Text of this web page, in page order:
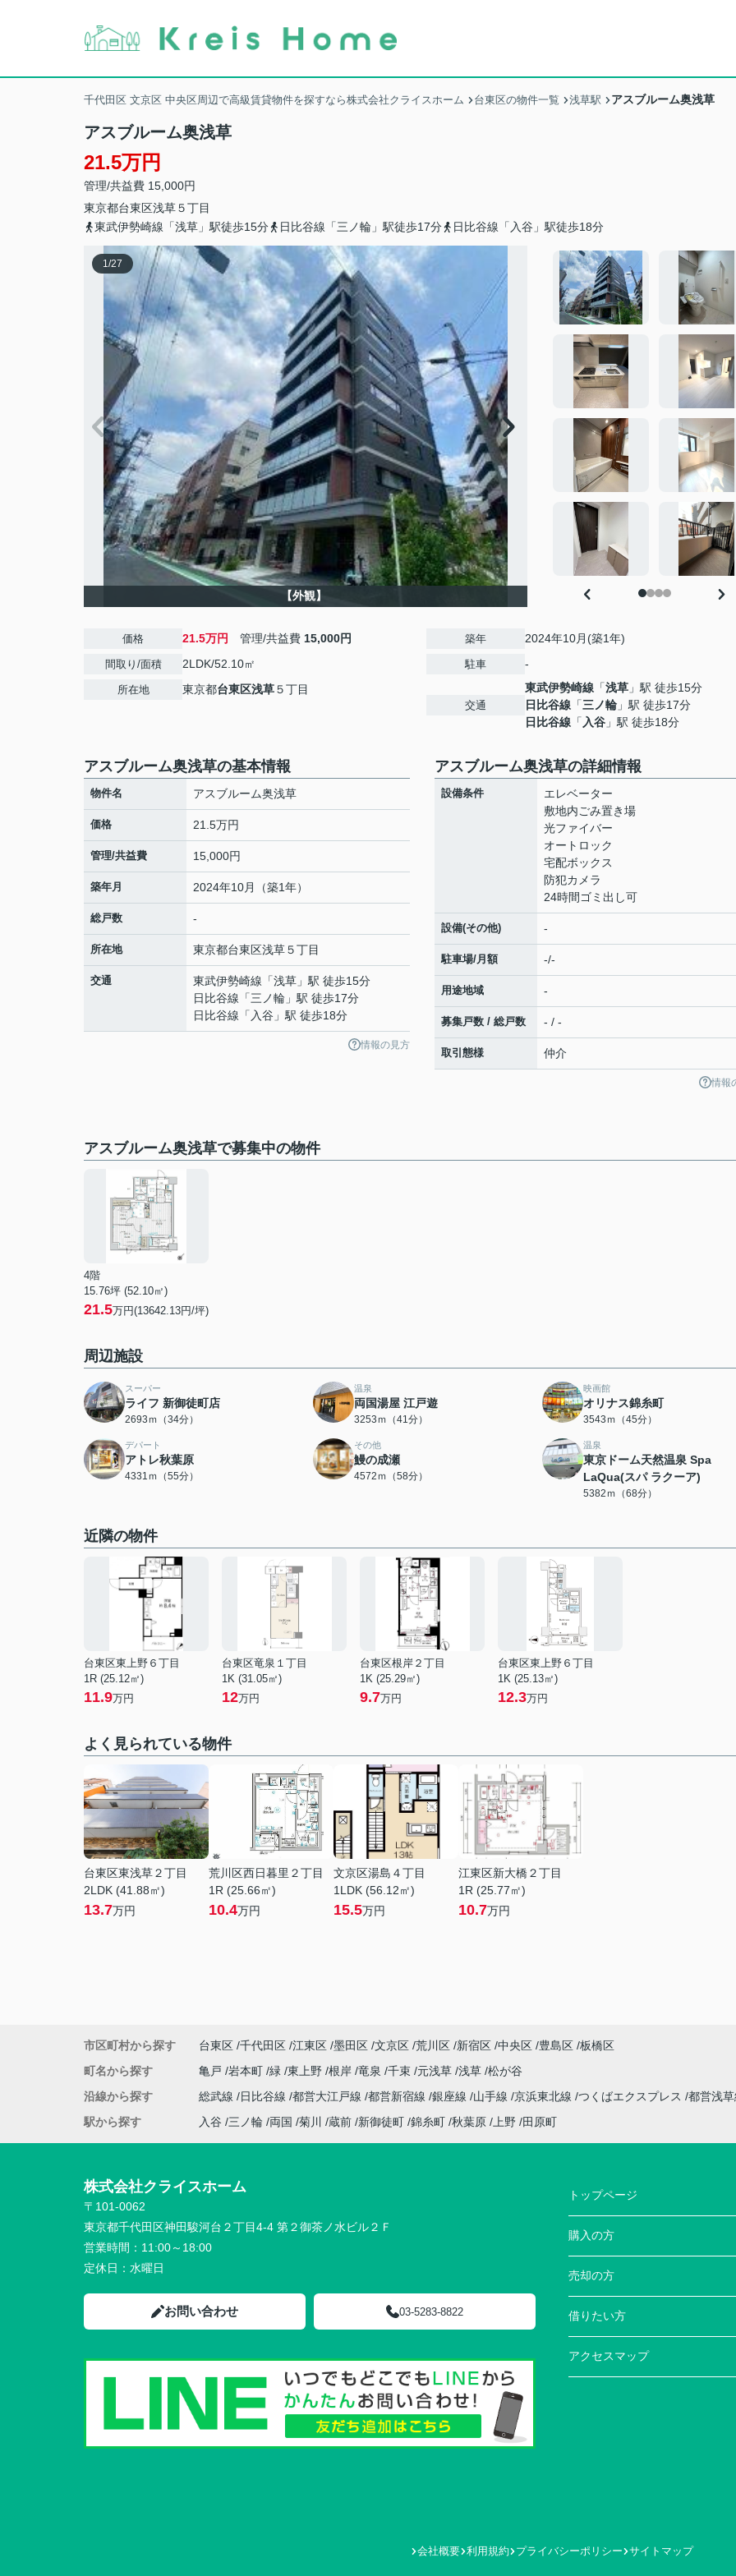
千代田区 文京区 中央区周辺で高級賃貸物件を探すなら株式会社クライスホーム 台東区の物件一覧 浅草駅 アスブルーム奥浅草
アスブルーム奥浅草
21.5万円
管理/共益費 15,000円
東京都台東区浅草５丁目
東武伊勢崎線「浅草」駅徒歩15分
日比谷線「三ノ輪」駅徒歩17分 日比谷線「入谷」駅徒歩18分
1/27
【外観】
価格 21.5万円 管理/共益費 15,000円
間取り/面積 2LDK/52.10㎡
所在地 東京都台東区浅草５丁目
築年 2024年10月(築1年)
駐車 -
交通
東武伊勢崎線 「浅草 」駅 徒歩15分
日比谷線 「三ノ輪 」駅 徒歩17分
日比谷線 「 入谷 」駅 徒歩18分
アスブルーム奥浅草の基本情報
物件名 アスブルーム奥浅草
価格 21.5万円
管理/共益費 15,000円
築年月 2024年10月（築1年）
総戸数 -
所在地 東京都台東区浅草５丁目
交通 東武伊勢崎線 「浅草 」駅 徒歩15分
日比谷線 「三ノ輪 」駅 徒歩17分
日比谷線 「 入谷 」駅 徒歩18分
情報の見方
アスブルーム奥浅草の詳細情報
設備条件
エレベーター
敷地内ごみ置き場
光ファイバー
オートロック
宅配ボックス
防犯カメラ
24時間ゴミ出し可
設備(その他) -
駐車場/月額 -/-
用途地域 -
募集戸数 / 総戸数 - / -
取引態様 仲介
情報
アスブルーム奥浅草で募集中の物件
4階
15.76坪 (52.10㎡)
21.5万円(13642.13円/坪)
周辺施設
スーパー
ライフ 新御徒町店
2693ｍ（34分）
温泉
両国湯屋 江戸遊
3253ｍ（41分）
映画館
オリナス錦糸町
3543ｍ（45分）
デパート
アトレ秋葉原
4331ｍ（55分）
その他
鰻の成瀬
4572ｍ（58分）
温泉
東京ドーム天然温泉 Spa
LaQua(スパ ラクーア)
5382ｍ（68分）
近隣の物件
台東区東上野６丁目
1R (25.12㎡)
11.9万円
台東区竜泉１丁目
1K (31.05㎡)
12万円
台東区根岸２丁目
1K (25.29㎡)
9.7万円
台東区東上野６丁目
1K (25.13㎡)
12.3万円
よく見られている物件
台東区東浅草２丁目
2LDK (41.88㎡)
13.7万円
荒川区西日暮里２丁目
1R (25.66㎡)
10.4万円
文京区湯島４丁目
1LDK (56.12㎡)
15.5万円
江東区新大橋２丁目
1R (25.77㎡)
10.7万円
市区町村から探す 台東区 千代田区 江東区 墨田区 文京区 荒川区 新宿区 中央区 豊島区 板橋区
町名から探す
亀戸 岩本町 緑 東上野 根岸 竜泉 千束 元浅草 浅草 松が谷
沿線から探す
総武線 日比谷線 都営大江戸線 都営新宿線 銀座線 山手線 京浜東北線 つくばエクスプレス
都営浅
駅から探す
入谷 三ノ輪 両国 菊川 蔵前 新御徒町 錦糸町 秋葉原 上野 田原町
株式会社クライスホーム
〒101-0062
東京都千代田区神田駿河台２丁目4-4 第２御茶ノ水ビル２Ｆ
営業時間： 11:00～18:00
定休日： 水曜日
お問い合わせ 03-5283-8822
トップページ
購入の方
売却の方
借りたい方
アクセスマップ
会社概要 利用規約 プライバシーポリシー サイトマップ